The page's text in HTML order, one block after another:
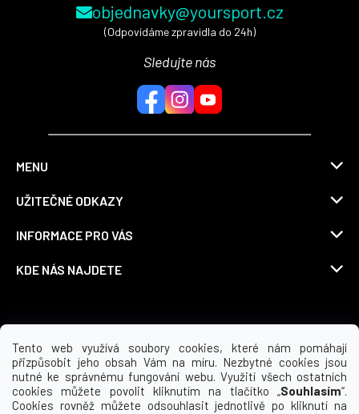
Tento web využívá soubory cookies, které nám pomáhají
přizpůsobit jeho obsah Vám na míru. Nezbytné cookies jsou
nutné ke správnému fungování webu. Využití všech ostatních
cookies můžete povolit kliknutím na tlačítko „Souhlasím“.
Cookies rovněž můžete odsouhlasit jednotlivě po kliknutí na
objednavky@yoursport.cz
(Odpovídáme zpravidla do 24h)
Sledujte nás
MENU
UŽITEČNÉ ODKAZY
INFORMACE PRO VÁS
KDE NÁS NAJDETE
Možnosti dopravy